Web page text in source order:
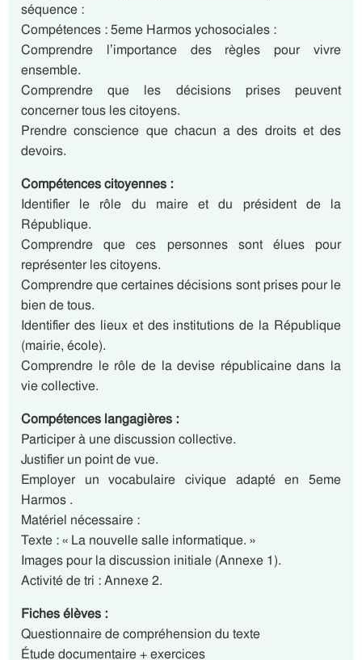
séquence :
Compétences : 5eme Harmos ychosociales :
Comprendre l’importance des règles pour vivre
ensemble.
Comprendre que les décisions prises peuvent
concerner tous les citoyens.
Prendre conscience que chacun a des droits et des
devoirs.
Compétences citoyennes :
Identifier le rôle du maire et du président de la
République.
Comprendre que ces personnes sont élues pour
représenter les citoyens.
Comprendre que certaines décisions sont prises pour le
bien de tous.
Identifier des lieux et des institutions de la République
(mairie, école).
Comprendre le rôle de la devise républicaine dans la
vie collective.
Compétences langagières :
Participer à une discussion collective.
Justifier un point de vue.
Employer un vocabulaire civique adapté en 5eme
Harmos .
Matériel nécessaire :
Texte : « La nouvelle salle informatique. »
Images pour la discussion initiale (Annexe 1).
Activité de tri : Annexe 2.
Fiches élèves :
Questionnaire de compréhension du texte
Étude documentaire + exercices